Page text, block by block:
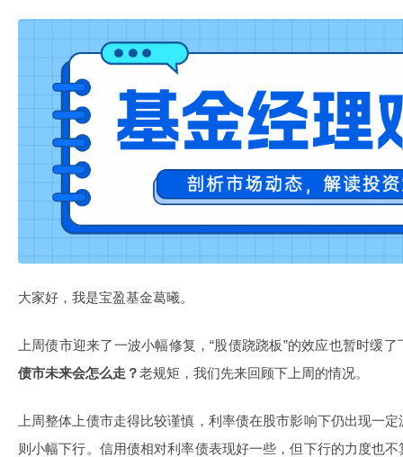
大家好，我是宝盈基金葛曦。
上周债市迎来了一波小幅修复，“股债跷跷板”的效应也暂时缓
债市未来会怎么走？老规矩，我们先来回顾下上周的情况。
上周整体上债市走得比较谨慎，利率债在股市影响下仍出现一
则小幅下行。信用债相对利率债表现好一些，但下行的力度也